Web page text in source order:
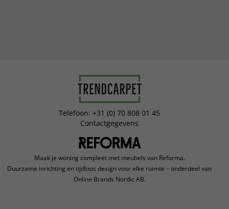
Telefoon: +31 (0) 70 808 01 45
Contactgegevens
Maak je woning compleet met meubels van Reforma.
Duurzame inrichting en tijdloos design voor elke ruimte – onderdeel van
Online Brands Nordic AB.